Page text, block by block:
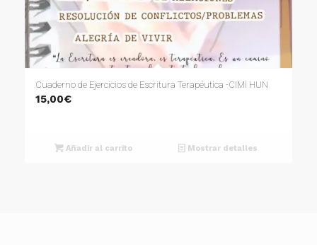
Cuaderno de Ejercicios de Escritura Terapéutica -CIMI HUN
15,00€
Añadir al carrito Mostrar detalles